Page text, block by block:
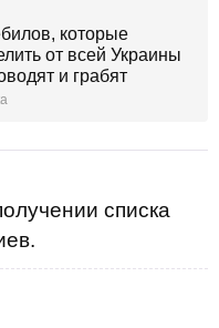
которые
от всей Украины
и грабят
списка